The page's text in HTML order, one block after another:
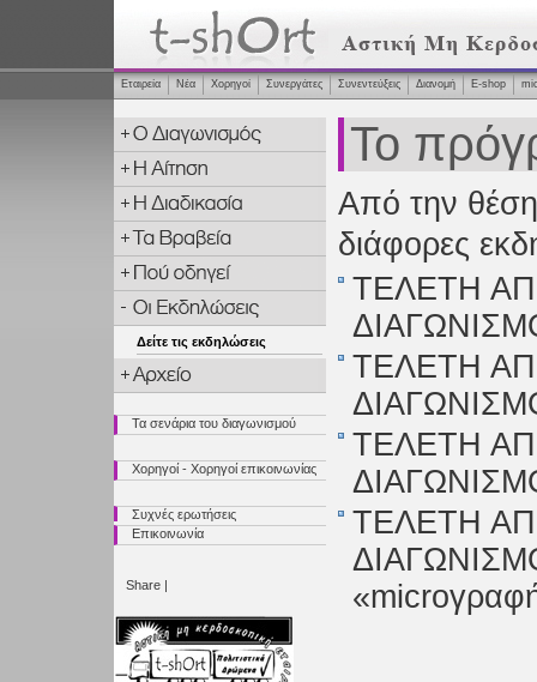
Εταιρεία Νέα Χορηγοί Συνεργάτες Συνεντεύξεις Διανομή Ε-shop
Δείτε τις εκδηλώσεις
Τα σενάρια του διαγωνισμού
Χορηγοί - Χορηγοί επικοινωνίας
Συχνές ερωτήσεις
Επικοινωνία
Share |
Το
Από την θέση
διάφορες
ΤΕΛΕΤΗ
ΤΕΛΕΤΗ
ΤΕΛΕΤΗ
ΤΕΛΕΤΗ